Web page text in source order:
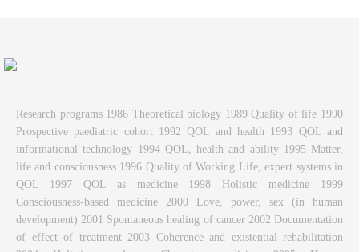
Research programs 1986 Theoretical biology 1989 Quality of life 1990
Prospective paediatric cohort 1992 QOL and health 1993 QOL and
informational technology 1994 QOL, health and ability 1995 Matter,
life and consciousness 1996 Quality of Working Life, expert systems in
QOL 1997 QOL as medicine 1998 Holistic medicine 1999
Consciousness-based medicine 2000 Love, power, sex (in human
development) 2001 Spontaneous healing of cancer 2002 Documentation
of effect of treatment 2003 Coherence and existential rehabilitation